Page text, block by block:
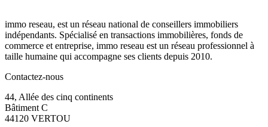
immo reseau, est un réseau national de conseillers immobiliers
indépendants. Spécialisé en transactions immobilières, fonds de
commerce et entreprise, immo reseau est un réseau professionnel à
taille humaine qui accompagne ses clients depuis 2010.
Contactez-nous
44, Allée des cinq continents
Bâtiment C
44120 VERTOU